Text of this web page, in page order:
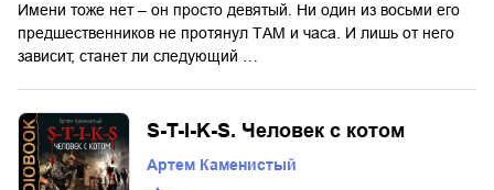
Имени тоже нет – он просто девятый. Ни один из восьми его
предшественников не протянул ТАМ и часа. И лишь от него
зависит, станет ли следующий …
S-T-I-K-S. Человек с котом
Артем Каменистый